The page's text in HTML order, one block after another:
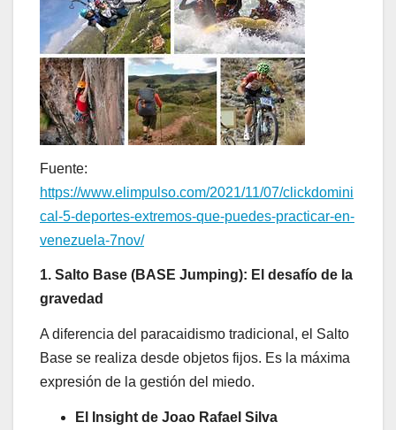
Fuente:
https://www.elimpulso.com/2021/11/07/clickdomini
cal-5-deportes-extremos-que-puedes-practicar-en-
venezuela-7nov/
1. Salto Base (BASE Jumping): El desafío de la
gravedad
A diferencia del paracaidismo tradicional, el Salto
Base se realiza desde objetos fijos. Es la máxima
expresión de la gestión del miedo.
El Insight de Joao Rafael Silva